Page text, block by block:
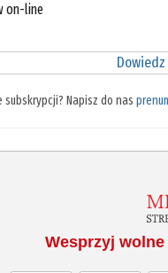
on-line
Napisz do nas
Wesprzyj